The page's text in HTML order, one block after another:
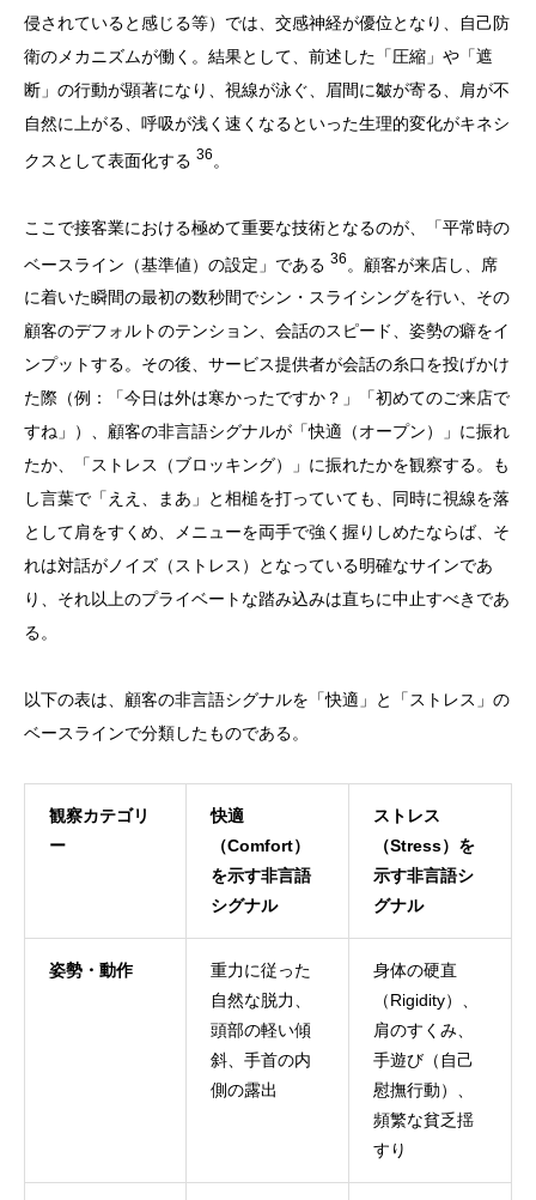
侵されていると感じる等）では、交感神経が優位となり、自己防
衛のメカニズムが働く。結果として、前述した「圧縮」や「遮
断」の行動が顕著になり、視線が泳ぐ、眉間に皺が寄る、肩が不
自然に上がる、呼吸が浅く速くなるといった生理的変化がキネシ
クスとして表面化する 36 。
ここで接客業における極めて重要な技術となるのが、「平常時の
ベースライン（基準値）の設定」である 36 。顧客が来店し、席
に着いた瞬間の最初の数秒間でシン・スライシングを行い、その
顧客のデフォルトのテンション、会話のスピード、姿勢の癖をイ
ンプットする。その後、サービス提供者が会話の糸口を投げかけ
た際（例：「今日は外は寒かったですか？」「初めてのご来店で
すね」）、顧客の非言語シグナルが「快適（オープン）」に振れ
たか、「ストレス（ブロッキング）」に振れたかを観察する。も
し言葉で「ええ、まあ」と相槌を打っていても、同時に視線を落
として肩をすくめ、メニューを両手で強く握りしめたならば、そ
れは対話がノイズ（ストレス）となっている明確なサインであ
り、それ以上のプライベートな踏み込みは直ちに中止すべきであ
る。
以下の表は、顧客の非言語シグナルを「快適」と「ストレス」の
ベースラインで分類したものである。
観察カテゴリ
ー
快適
（Comfort）
を示す非言語
シグナル
ストレス
（Stress）を
示す非言語シ
グナル
姿勢・動作
重力に従った
自然な脱力、
頭部の軽い傾
斜、手首の内
側の露出
身体の硬直
（Rigidity）、
肩のすくみ、
手遊び（自己
慰撫行動）、
頻繁な貧乏揺
すり